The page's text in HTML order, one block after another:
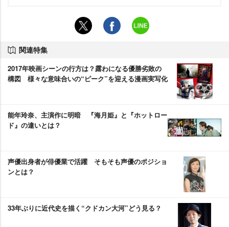
関連特集
2017年映画シーンの行方は？露わになる優勝劣敗の
構図 様々な意味合いの“ピーク”を迎える漫画実写化
能年玲奈、主演作に明暗 『海月姫』と『ホットロー
ド』の違いとは？
声優出身者が俳優業で活躍 そもそも声優のポジショ
ンとは？
33年ぶりに近代史を描く“クドカン大河”どう見る？